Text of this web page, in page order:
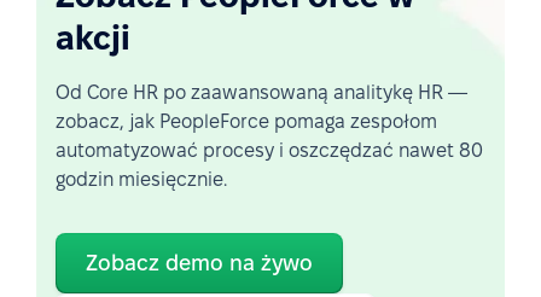
akcji
Od Core HR po zaawansowaną analitykę HR —
zobacz, jak PeopleForce pomaga zespołom
automatyzować procesy i oszczędzać nawet 80
godzin miesięcznie.
Zobacz demo na żywo